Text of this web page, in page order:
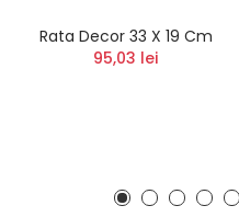
Rata Decor 33 X 19 Cm
95,03 lei